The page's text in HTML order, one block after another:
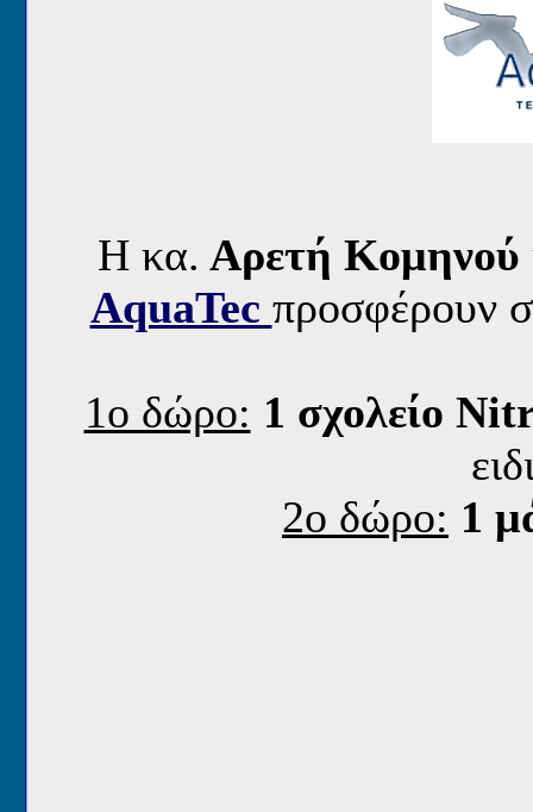
H κα. Αρετή Κομηνού
AquaTec προσφέρουν
1o δώρο: 1 σχολείο
2o δώρο: 1